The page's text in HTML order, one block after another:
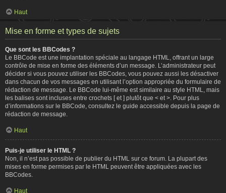
Haut
Mise en forme et types de sujets
Que sont les BBCodes ?
Le BBCode est une implantation spéciale au langage HTML, offrant un large
contrôle de mise en forme des éléments d’un message. L’administrateur peut
décider si vous pouvez utiliser les BBCodes, vous pouvez aussi les désactiver
dans chacun de vos messages en utilisant l’option appropriée du formulaire de
rédaction de message. Le BBCode lui-même est similaire au style HTML, mais
les balises sont incluses entre crochets [ et ] plutôt que < et >. Pour plus
d’informations sur le BBCode, consultez le guide accessible depuis la page de
rédaction de message.
Haut
Puis-je utiliser le HTML ?
Non, il n’est pas possible de publier du HTML sur ce forum. La plupart des
mises en forme permises par le HTML peuvent être appliquées avec les
BBCodes.
Haut